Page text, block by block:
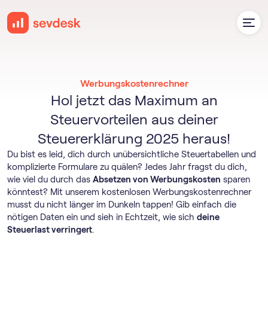
Werbungskostenrechner
Hol jetzt das Maximum an
Steuervorteilen aus deiner
Steuererklärung 2025 heraus!
Du bist es leid, dich durch unübersichtliche Steuertabellen und
komplizierte Formulare zu quälen? Jedes Jahr fragst du dich,
wie viel du durch das Absetzen von Werbungskosten sparen
könntest? Mit unserem kostenlosen Werbungskostenrechner
musst du nicht länger im Dunkeln tappen! Gib einfach die
nötigen Daten ein und sieh in Echtzeit, wie sich deine
Steuerlast verringert.